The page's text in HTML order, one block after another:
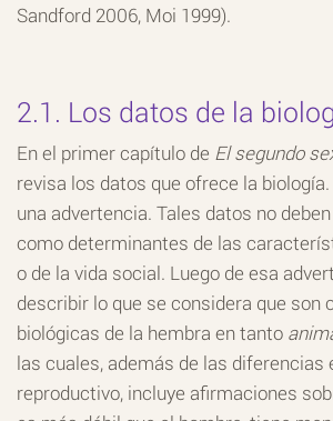
Sandford 2006, Moi 1999).
2.1. Los datos de la
En el primer capítulo de El segundo
revisa los datos que ofrece la
una advertencia. Tales datos no
como determinantes de las
o de la vida social. Luego de esa
describir lo que se considera que son
biológicas de la hembra en tanto
las cuales, además de las diferencias
reproductivo, incluye afirmaciones